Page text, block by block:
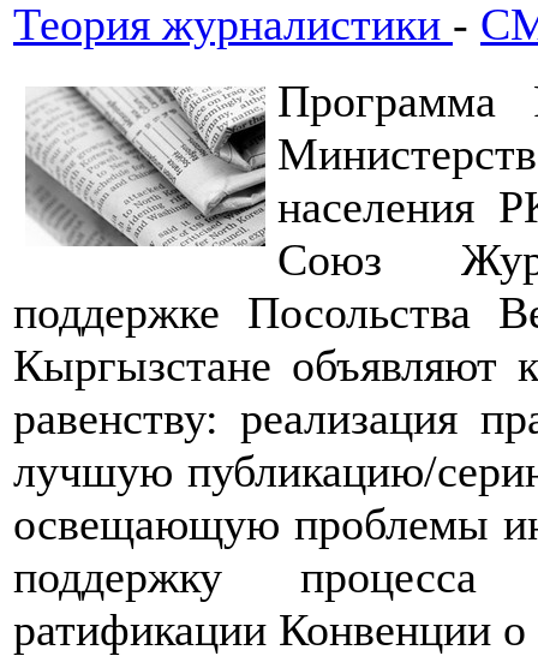
Теория журналистики -
Программа
населения
Союз
поддержке Посольства
Кыргызстане объявляют
равенству: реализация
лучшую публикацию/
освещающую проблемы
поддержку
ратификации Конвенции о